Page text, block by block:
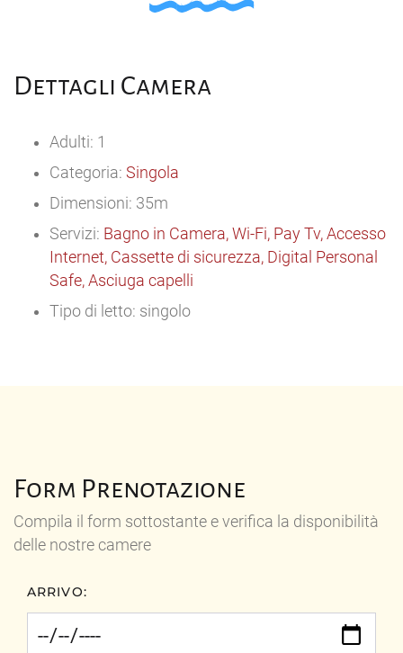
Dettagli Camera
Adulti: 1
Categoria: Singola
Dimensioni: 35m
Servizi: Bagno in Camera, Wi-Fi, Pay Tv, Accesso
Internet, Cassette di sicurezza, Digital Personal
Safe, Asciuga capelli
Tipo di letto: singolo
Form Prenotazione
Compila il form sottostante e verifica la disponibilità
delle nostre camere
ARRIVO: